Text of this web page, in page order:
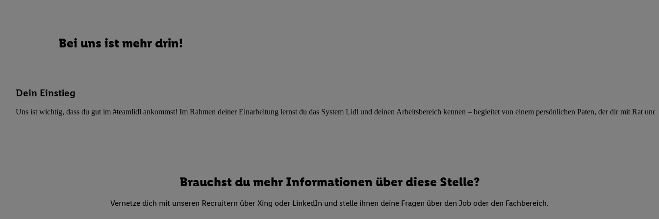
Bei uns ist mehr drin!
Dein Einstieg
Uns ist wichtig, dass du gut im #teamlidl ankommst! Im Rahmen deiner Einarbeitung lernst du das System Lidl und deinen Arbeitsbereich kennen – begleitet von einem persönlichen Paten, der dir mit Rat und
Brauchst du mehr Informationen über diese Stelle?
Vernetze dich mit unseren Recruitern über Xing oder LinkedIn und stelle ihnen deine Fragen über den Job oder den Fachbereich.
Anzeige von Werbung und Inhalten, Abgleichung und Kombination von Daten aus unterschiedlichen Quellen,
oder Zugriff auf Informationen auf einem Endgerät. Entwicklung und Verbesserung der Angebote. Analyse